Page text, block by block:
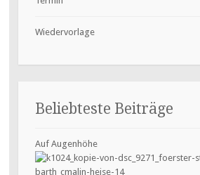
Wiedervorlage
Beliebteste Beiträge
Auf Augenhöhe